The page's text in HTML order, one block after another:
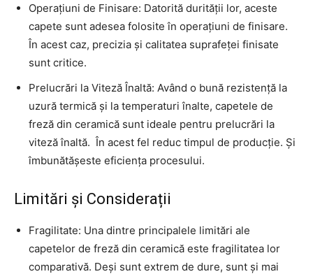
Operațiuni de Finisare: Datorită durității lor, aceste
capete sunt adesea folosite în operațiuni de finisare.
În acest caz, precizia și calitatea suprafeței finisate
sunt critice.
Prelucrări la Viteză Înaltă: Având o bună rezistență la
uzură termică și la temperaturi înalte, capetele de
freză din ceramică sunt ideale pentru prelucrări la
viteză înaltă. În acest fel reduc timpul de producție. Și
îmbunătășeste eficiența procesului.
Limitări și Considerații
Fragilitate: Una dintre principalele limitări ale
capetelor de freză din ceramică este fragilitatea lor
comparativă. Deși sunt extrem de dure, sunt și mai